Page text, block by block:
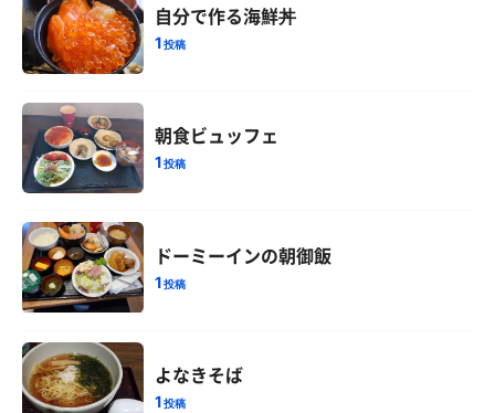
自分で作る海鮮丼
1投稿
朝食ビュッフェ
1投稿
ドーミーインの朝御飯
1投稿
よなきそば
1投稿